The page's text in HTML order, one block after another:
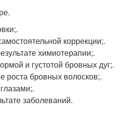
коррекции;.
химиотерапии;.
и густотой бровных дуг;.
роста бровных волосков;.
заболеваний.